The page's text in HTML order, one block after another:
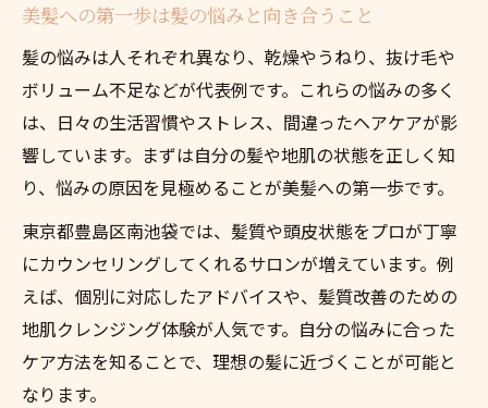
美髪への第一歩は髪の悩みと向き合うこと
髪の悩みは人それぞれ異なり、乾燥やうねり、抜け毛や
ボリューム不足などが代表例です。これらの悩みの多く
は、日々の生活習慣やストレス、間違ったヘアケアが影
響しています。まずは自分の髪や地肌の状態を正しく知
り、悩みの原因を見極めることが美髪への第一歩です。
東京都豊島区南池袋では、髪質や頭皮状態をプロが丁寧
にカウンセリングしてくれるサロンが増えています。例
えば、個別に対応したアドバイスや、髪質改善のための
地肌クレンジング体験が人気です。自分の悩みに合った
ケア方法を知ることで、理想の髪に近づくことが可能と
なります。